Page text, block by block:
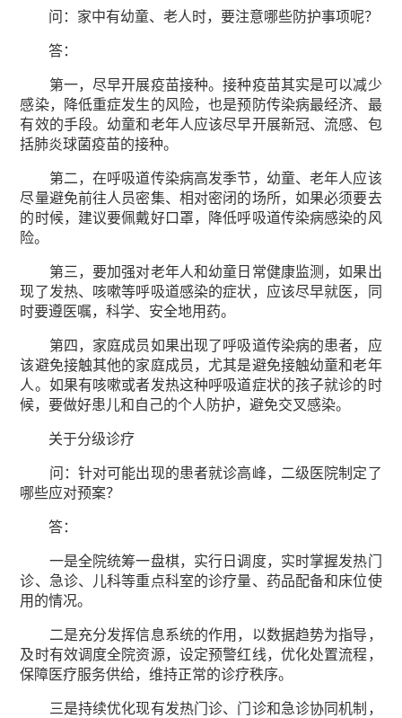
问：家中有幼童、老人时，要注意哪些防护事项呢？
答：
第一，尽早开展疫苗接种。接种疫苗其实是可以减少
感染，降低重症发生的风险，也是预防传染病最经济、最
有效的手段。幼童和老年人应该尽早开展新冠、流感、包
括肺炎球菌疫苗的接种。
第二，在呼吸道传染病高发季节，幼童、老年人应该
尽量避免前往人员密集、相对密闭的场所，如果必须要去
的时候，建议要佩戴好口罩，降低呼吸道传染病感染的风
险。
第三，要加强对老年人和幼童日常健康监测，如果出
现了发热、咳嗽等呼吸道感染的症状，应该尽早就医，同
时要遵医嘱，科学、安全地用药。
第四，家庭成员如果出现了呼吸道传染病的患者，应
该避免接触其他的家庭成员，尤其是避免接触幼童和老年
人。如果有咳嗽或者发热这种呼吸道症状的孩子就诊的时
候，要做好患儿和自己的个人防护，避免交叉感染。
关于分级诊疗
问：针对可能出现的患者就诊高峰，二级医院制定了
哪些应对预案？
答：
一是全院统筹一盘棋，实行日调度，实时掌握发热门
诊、急诊、儿科等重点科室的诊疗量、药品配备和床位使
用的情况。
二是充分发挥信息系统的作用，以数据趋势为指导，
及时有效调度全院资源，设定预警红线，优化处置流程，
保障医疗服务供给，维持正常的诊疗秩序。
三是持续优化现有发热门诊、门诊和急诊协同机制，